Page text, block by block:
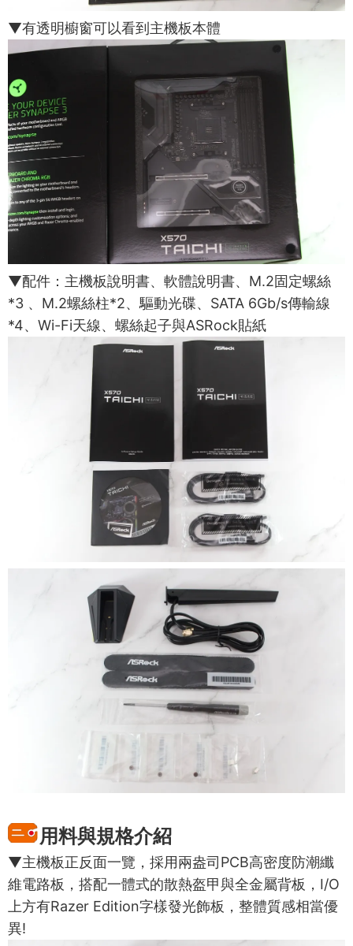
▼有透明櫥窗可以看到主機板本體
▼配件：主機板說明書、軟體說明書、M.2固定螺絲
*3 、M.2螺絲柱*2、驅動光碟、SATA 6Gb/s傳輸線
*4、Wi-Fi天線、螺絲起子與ASRock貼紙
用料與規格介紹
▼主機板正反面一覽，採用兩盎司PCB高密度防潮纖
維電路板，搭配一體式的散熱盔甲與全金屬背板，I/O
上方有Razer Edition字樣發光飾板，整體質感相當優
異!